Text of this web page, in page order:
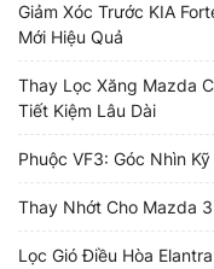
Giảm Xóc Trước KIA
Mới Hiệu Quả
Thay Lọc Xăng Mazda
Tiết Kiệm Lâu Dài
Phuộc VF3: Góc Nhìn
Thay Nhớt Cho Mazda
Lọc Gió Điều Hòa